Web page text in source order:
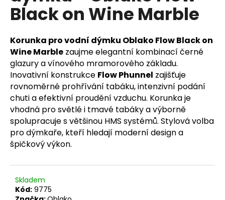
5
hvězdiček.
Black on Wine Marble
Korunka pro vodní dýmku Oblako Flow Black on
Wine Marble zaujme elegantní kombinací černé
glazury a vínového mramorového základu.
Inovativní konstrukce Flow Phunnel zajišťuje
rovnoměrné prohřívání tabáku, intenzivní podání
chuti a efektivní proudění vzduchu. Korunka je
vhodná pro světlé i tmavé tabáky a výborně
spolupracuje s většinou HMS systémů. Stylová volba
pro dýmkaře, kteří hledají moderní design a
špičkový výkon.
Skladem
Kód: 9775
D
o
p
o
r
u
č
u
j
e
m